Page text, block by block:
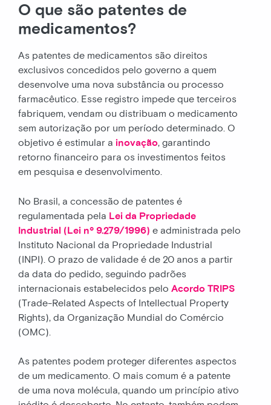
O que são patentes de
medicamentos?
As patentes de medicamentos são direitos
exclusivos concedidos pelo governo a quem
desenvolve uma nova substância ou processo
farmacêutico. Esse registro impede que terceiros
fabriquem, vendam ou distribuam o medicamento
sem autorização por um período determinado. O
objetivo é estimular a inovação, garantindo
retorno financeiro para os investimentos feitos
em pesquisa e desenvolvimento.
No Brasil, a concessão de patentes é
regulamentada pela Lei da Propriedade
Industrial (Lei nº 9.279/1996) e administrada pelo
Instituto Nacional da Propriedade Industrial
(INPI). O prazo de validade é de 20 anos a partir
da data do pedido, seguindo padrões
internacionais estabelecidos pelo Acordo TRIPS
(Trade-Related Aspects of Intellectual Property
Rights), da Organização Mundial do Comércio
(OMC).
As patentes podem proteger diferentes aspectos
de um medicamento. O mais comum é a patente
de uma nova molécula, quando um princípio ativo